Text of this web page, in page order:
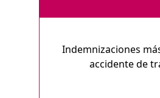
Indemnizaciones
accidente de